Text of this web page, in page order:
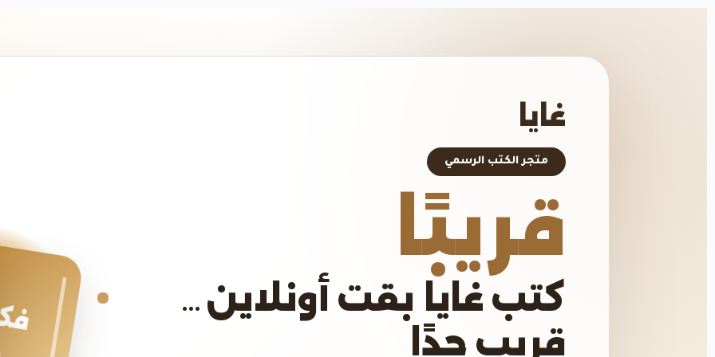
غايا
متجر الكتب الرسمي
قريبًا
كتب غايا بقت أونلاين…
قريب جدًا